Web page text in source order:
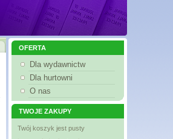
OFERTA
Dla wydawnictw
Dla hurtowni
O nas
TWOJE ZAKUPY
Twój koszyk jest pusty